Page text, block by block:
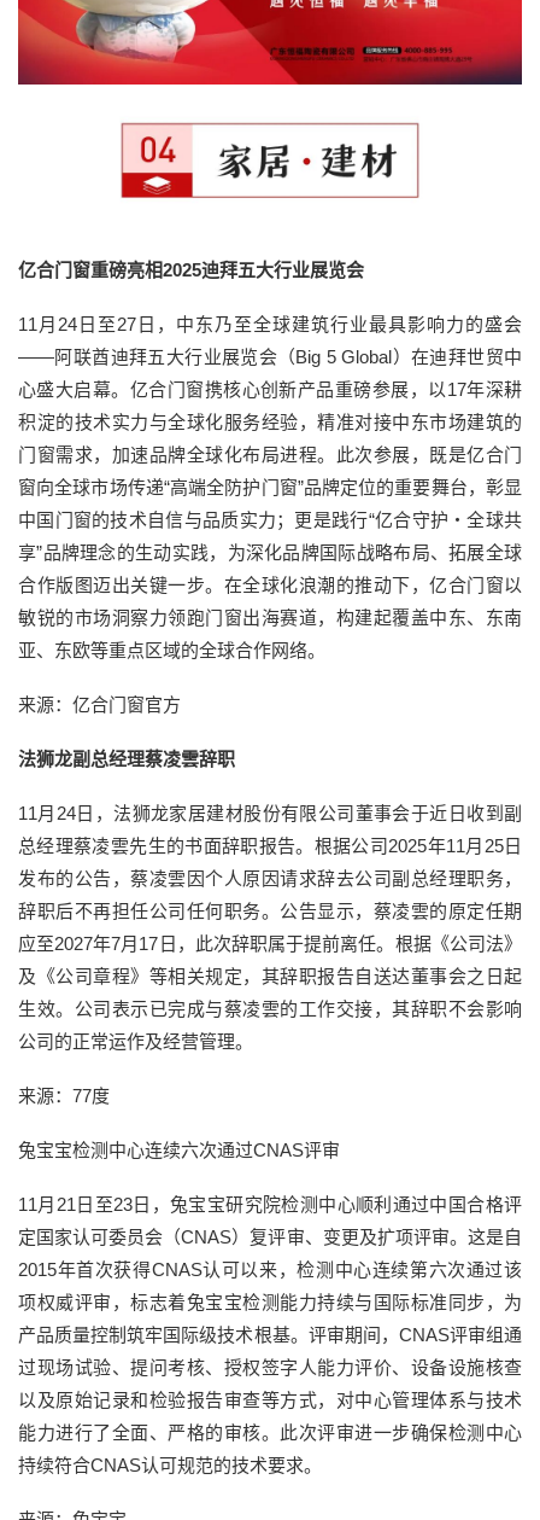
亿合门窗重磅亮相2025迪拜五大行业展览会
11月24日至27日，中东乃至全球建筑行业最具影响力的盛会
——阿联酋迪拜五大行业展览会（Big 5 Global）在迪拜世贸中
心盛大启幕。亿合门窗携核心创新产品重磅参展，以17年深耕
积淀的技术实力与全球化服务经验，精准对接中东市场建筑的
门窗需求，加速品牌全球化布局进程。此次参展，既是亿合门
窗向全球市场传递“高端全防护门窗”品牌定位的重要舞台，彰显
中国门窗的技术自信与品质实力；更是践行“亿合守护・全球共
享”品牌理念的生动实践，为深化品牌国际战略布局、拓展全球
合作版图迈出关键一步。在全球化浪潮的推动下，亿合门窗以
敏锐的市场洞察力领跑门窗出海赛道，构建起覆盖中东、东南
亚、东欧等重点区域的全球合作网络。
来源：亿合门窗官方
法狮龙副总经理蔡凌雲辞职
11月24日，法狮龙家居建材股份有限公司董事会于近日收到副
总经理蔡凌雲先生的书面辞职报告。根据公司2025年11月25日
发布的公告，蔡凌雲因个人原因请求辞去公司副总经理职务，
辞职后不再担任公司任何职务。公告显示，蔡凌雲的原定任期
应至2027年7月17日，此次辞职属于提前离任。根据《公司法》
及《公司章程》等相关规定，其辞职报告自送达董事会之日起
生效。公司表示已完成与蔡凌雲的工作交接，其辞职不会影响
公司的正常运作及经营管理。
来源：77度
兔宝宝检测中心连续六次通过CNAS评审
11月21日至23日，兔宝宝研究院检测中心顺利通过中国合格评
定国家认可委员会（CNAS）复评审、变更及扩项评审。这是自
2015年首次获得CNAS认可以来，检测中心连续第六次通过该
项权威评审，标志着兔宝宝检测能力持续与国际标准同步，为
产品质量控制筑牢国际级技术根基。评审期间，CNAS评审组通
过现场试验、提问考核、授权签字人能力评价、设备设施核查
以及原始记录和检验报告审查等方式，对中心管理体系与技术
能力进行了全面、严格的审核。此次评审进一步确保检测中心
持续符合CNAS认可规范的技术要求。